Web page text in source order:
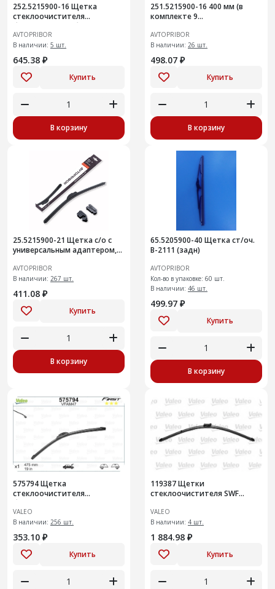
252.5215900-16 Щетка
стеклоочистителя
бескаркасная гибридная
(мульти 9 в 1) 400 мм
AVTOPRIBOR
В наличии: 5 шт.
645.38 ₽
Купить
В корзину
251.5215900-16 400 мм (в
комплекте 9
стеклоочистителя
бескаркасная гибридная
AVTOPRIBOR
В наличии: 26 шт.
498.07 ₽
Купить
В корзину
25.5215900-21 Щетка с/о с
универсальным адаптером,
AVTOPRIBOR
В наличии: 267 шт.
411.08 ₽
Купить
В корзину
65.5205900-40 Щетка ст/оч.
В-2111 (задн)
AVTOPRIBOR
Кол-во в упаковке: 60 шт.
В наличии: 46 шт.
499.97 ₽
Купить
В корзину
575794 Щетка
стеклоочистителя
бескаркасная Valeo First 475
мм (575794)
VALEO
В наличии: 256 шт.
353.10 ₽
Купить
119387 Щетки
стеклоочистителя SWF
VALEO
В наличии: 4 шт.
1 884.98 ₽
Купить